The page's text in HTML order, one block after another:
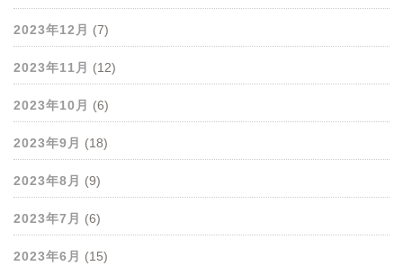
2023年12月 (7)
2023年11月 (12)
2023年10月 (6)
2023年9月 (18)
2023年8月 (9)
2023年7月 (6)
2023年6月 (15)